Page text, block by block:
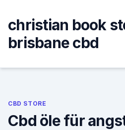
content
christian book
brisbane cbd
CBD STORE
Cbd öle für